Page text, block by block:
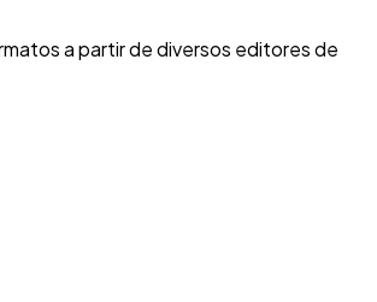
a partir de diversos editores de